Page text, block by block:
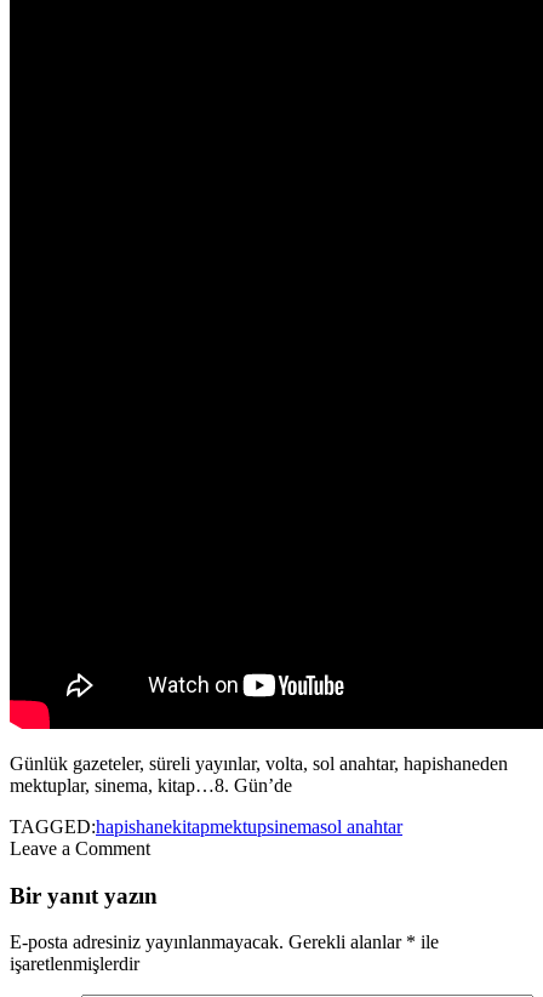
Günlük gazeteler, süreli yayınlar, volta, sol anahtar, hapishaneden
mektuplar, sinema, kitap…8. Gün’de
TAGGED:hapishanekitapmektupsinemasol anahtar
Leave a Comment
Bir yanıt yazın
E-posta adresiniz yayınlanmayacak. Gerekli alanlar * ile
işaretlenmişlerdir